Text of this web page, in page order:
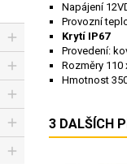
Napájení
Provozní
Krytí IP67
Provedení:
Rozměry 110
Hmotnost
3 DALŠÍCH